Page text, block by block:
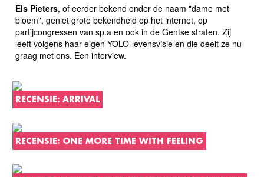
Els Pieters, of eerder bekend onder de naam "dame met
bloem", geniet grote bekendheid op het internet, op
partijcongressen van sp.a en ook in de Gentse straten. Zij
leeft volgens haar eigen YOLO-levensvisie en die deelt ze nu
graag met ons. Een interview.
RECENSIE: ARRIVAL
RECENSIE: ONE MORE TIME WITH FEELING